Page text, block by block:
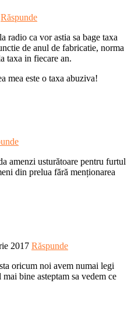
Răspunde
radio ca vor astia sa bage taxa
de anul de fabricatie, norma
taxa in fiecare an.
mea este o taxa abuziva!
amenzi usturătoare pentru furtul
din prelua fără menționarea
2017 Răspunde
oricum noi avem numai legi
bine asteptam sa vedem ce